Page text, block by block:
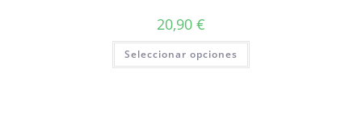
20,90 €
Seleccionar opciones